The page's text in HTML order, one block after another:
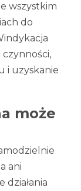
wszystkim
do
i uzyskanie
może
ani
działania